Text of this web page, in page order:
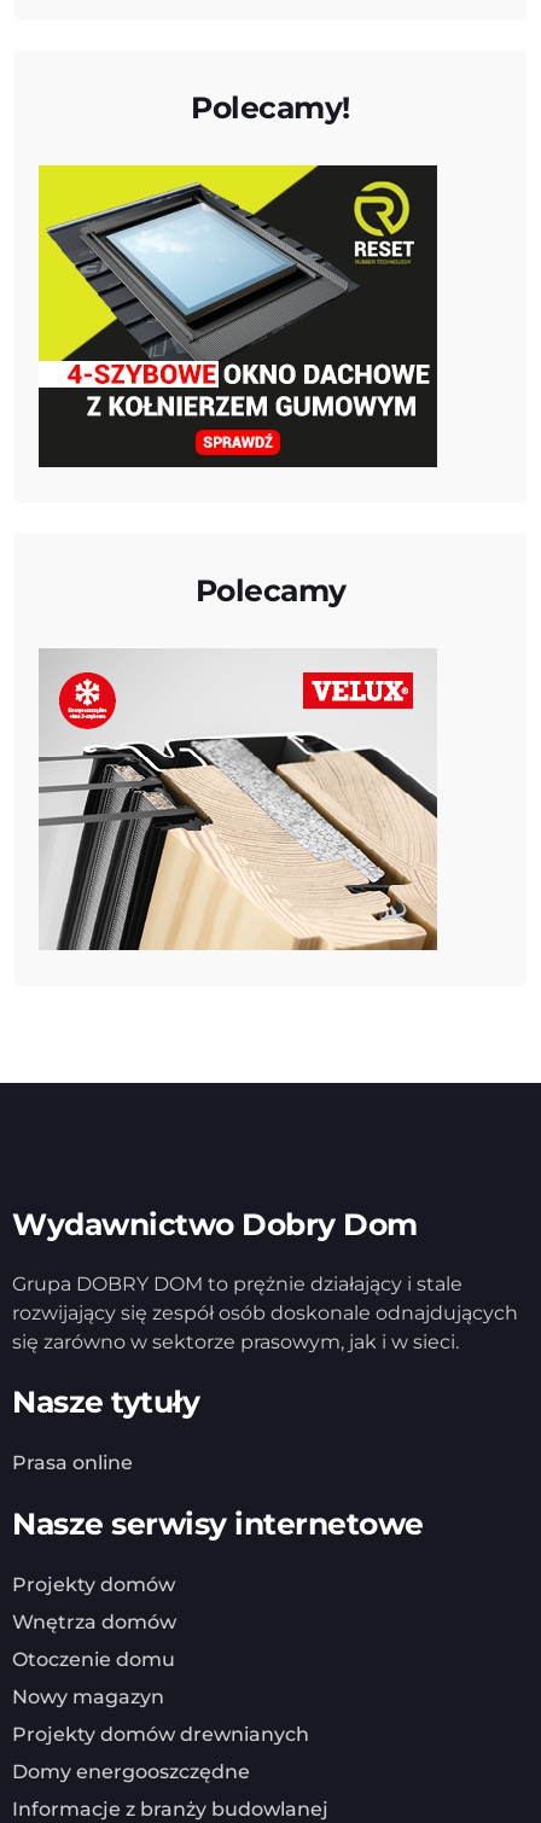
Polecamy!
Polecamy
Wydawnictwo Dobry Dom
Grupa DOBRY DOM to prężnie działający i stale
rozwijający się zespół osób doskonale odnajdujących
się zarówno w sektorze prasowym, jak i w sieci.
Nasze tytuły
Prasa online
Nasze serwisy internetowe
Projekty domów
Wnętrza domów
Otoczenie domu
Nowy magazyn
Projekty domów drewnianych
Domy energooszczędne
Informacje z branży budowlanej